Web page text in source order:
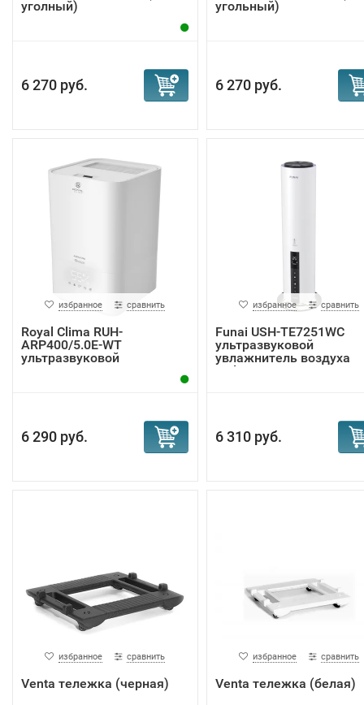
уголный)
6 270 руб.
угольный)
6 270 руб.
избранное сравнить
Royal Clima RUH-
ARP400/5.0E-WT
ультразвуковой
6 290 руб.
избранное сравнить
Funai USH-TE7251WC
ультразвуковой
увлажнитель воздуха
Todai
6 310 руб.
избранное сравнить
Venta тележка (черная)
избранное сравнить
Venta тележка (белая)